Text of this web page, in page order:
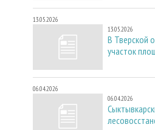
13.05.2026
13.05.2026
В Тверской
участок
06.04.2026
06.04.2026